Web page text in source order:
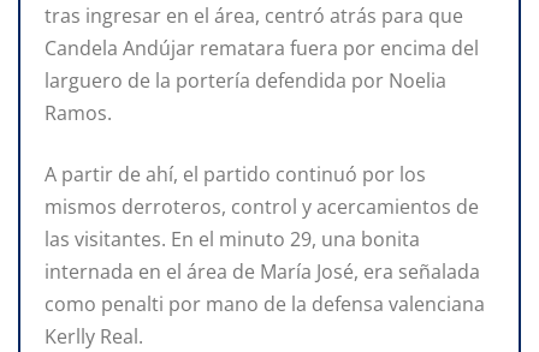
tras ingresar en el área, centró atrás para que
Candela Andújar rematara fuera por encima del
larguero de la portería defendida por Noelia
Ramos.
A partir de ahí, el partido continuó por los
mismos derroteros, control y acercamientos de
las visitantes. En el minuto 29, una bonita
internada en el área de María José, era señalada
como penalti por mano de la defensa valenciana
Kerlly Real.